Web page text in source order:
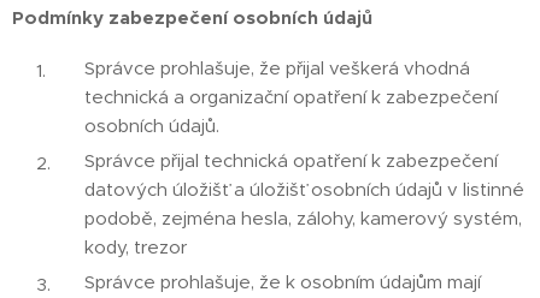
Podmínky zabezpečení osobních údajů
Správce prohlašuje, že přijal veškerá vhodná
technická a organizační opatření k zabezpečení
osobních údajů.
Správce přijal technická opatření k zabezpečení
datových úložišť a úložišť osobních údajů v listinné
podobě, zejména hesla, zálohy, kamerový systém,
kody, trezor
Správce prohlašuje, že k osobním údajům mají